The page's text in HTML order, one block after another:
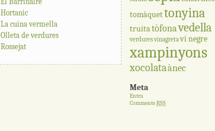
Hortanic
La cuina vermella
Olleta de verdures
Rossejat
tomàquettonyina
truitatòfonavedella
verduresvinagretavi negre
xampinyons
xocolataànec
Meta
Entra
CommentsRSS